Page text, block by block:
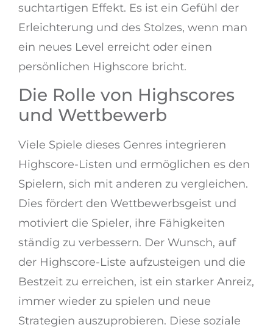
suchtartigen Effekt. Es ist ein Gefühl der
Erleichterung und des Stolzes, wenn man
ein neues Level erreicht oder einen
persönlichen Highscore bricht.
Die Rolle von Highscores
und Wettbewerb
Viele Spiele dieses Genres integrieren
Highscore-Listen und ermöglichen es den
Spielern, sich mit anderen zu vergleichen.
Dies fördert den Wettbewerbsgeist und
motiviert die Spieler, ihre Fähigkeiten
ständig zu verbessern. Der Wunsch, auf
der Highscore-Liste aufzusteigen und die
Bestzeit zu erreichen, ist ein starker Anreiz,
immer wieder zu spielen und neue
Strategien auszuprobieren. Diese soziale